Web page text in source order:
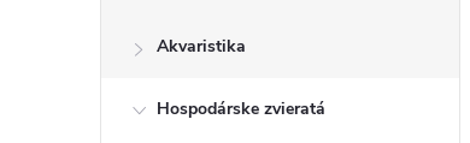
Akvaristika
Hospodárske zvieratá